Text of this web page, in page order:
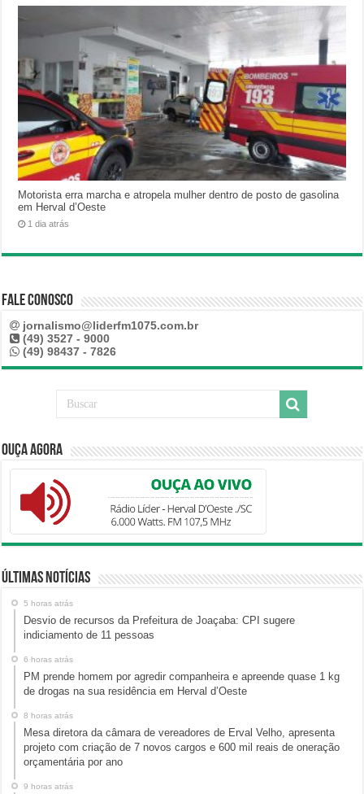
Motorista erra marcha e atropela mulher dentro de posto de gasolina
em Herval d’Oeste
1 dia atrás
Fale Conosco
jornalismo@liderfm1075.com.br
(49) 3527 - 9000
(49) 98437 - 7826
Ouça Agora
Últimas Notícias
5 horas atrás
Desvio de recursos da Prefeitura de Joaçaba: CPI sugere
indiciamento de 11 pessoas
6 horas atrás
PM prende homem por agredir companheira e apreende quase 1 kg
de drogas na sua residência em Herval d’Oeste
8 horas atrás
Mesa diretora da câmara de vereadores de Erval Velho, apresenta
projeto com criação de 7 novos cargos e 600 mil reais de oneração
orçamentária por ano
9 horas atrás